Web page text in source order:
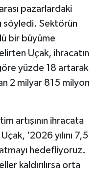
pazarlardaki
söyledi. Sektörün
bir büyüme
Uçak, ihracatın
yüzde 18 artarak
2 milyar 815 milyon
artışının ihracata
'2026 yılını 7,5
hedefliyoruz.
kaldırılırsa orta